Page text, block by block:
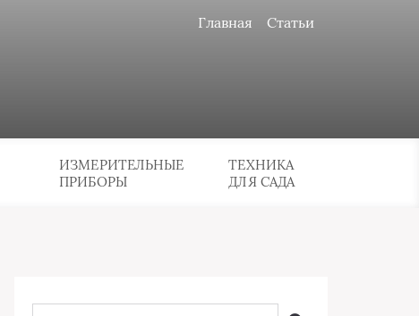
Главная Статьи
ИЗМЕРИТЕЛЬНЫЕ
ПРИБОРЫ
ТЕХНИКА
ДЛЯ САДА